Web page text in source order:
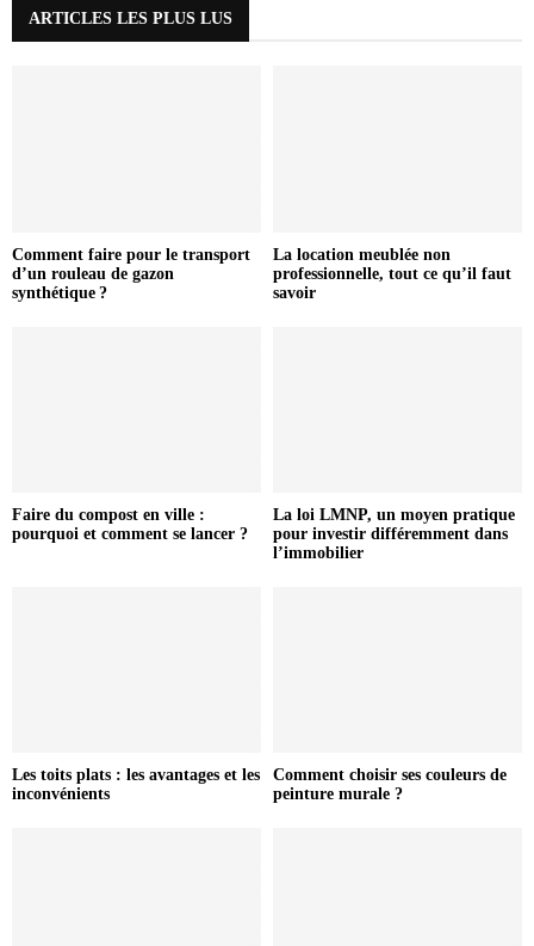
ARTICLES LES PLUS LUS
Comment faire pour le transport
d’un rouleau de gazon
synthétique ?
La location meublée non
professionnelle, tout ce qu’il faut
savoir
Faire du compost en ville :
pourquoi et comment se lancer ?
La loi LMNP, un moyen pratique
pour investir différemment dans
l’immobilier
Les toits plats : les avantages et les
inconvénients
Comment choisir ses couleurs de
peinture murale ?